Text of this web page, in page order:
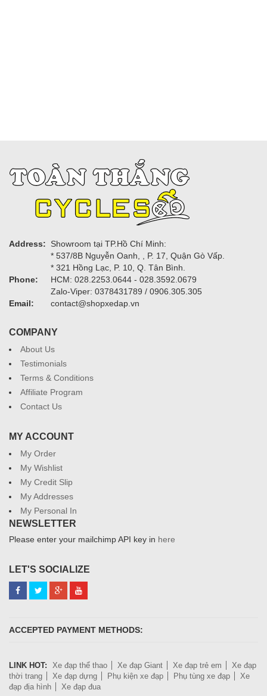
Address:
Showroom tại TP.Hồ Chí Minh:
* 537/8B Nguyễn Oanh, , P. 17, Quận Gò Vấp.
* 321 Hồng Lạc, P. 10, Q. Tân Bình.
Phone:
HCM: 028.2253.0644 - 028.3592.0679
Zalo-Viper: 0378431789 / 0906.305.305
Email:
contact@shopxedap.vn
COMPANY
About Us
Testimonials
Terms & Conditions
Affiliate Program
Contact Us
MY ACCOUNT
My Order
My Wishlist
My Credit Slip
My Addresses
My Personal In
NEWSLETTER
Please enter your mailchimp API key in here
LET'S SOCIALIZE
ACCEPTED PAYMENT METHODS:
LINK HOT: Xe đạp thể thao Xe đạp Giant Xe đạp trẻ em
Xe đạp
thời trang
Xe đạp dựng Phụ kiện xe đạp Phụ tùng xe đạp
Xe
đạp địa hình
Xe đạp đua